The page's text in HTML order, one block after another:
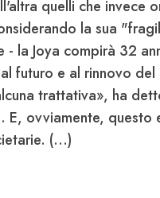
quelli che invece
la sua
la Joya compirà 32
futuro e al rinnovo
trattativa», ha
. E, ovviamente, questo
(...)